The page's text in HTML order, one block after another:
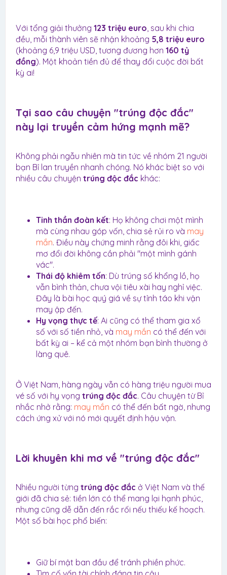
Với tổng giải thưởng 123 triệu euro , sau khi chia
đều, mỗi thành viên sẽ nhận khoảng 5,8 triệu euro
(khoảng 6,9 triệu USD, tương đương hơn 160 tỷ
đồng). Một khoản tiền đủ để thay đổi cuộc đời bất
kỳ ai!
Tại sao câu chuyện "trúng độc đắc"
này lại truyền cảm hứng mạnh mẽ?​
Không phải ngẫu nhiên mà tin tức về nhóm 21 người
bạn Bỉ lan truyền nhanh chóng. Nó khác biệt so với
nhiều câu chuyện trúng độc đắc khác:
Tinh thần đoàn kết: Họ không chơi một mình
mà cùng nhau góp vốn, chia sẻ rủi ro và may
mắn. Điều này chứng minh rằng đôi khi, giấc
mơ đổi đời không cần phải "một mình gánh
vác".
Thái độ khiêm tốn: Dù trúng số khổng lồ, họ
vẫn bình thản, chưa vội tiêu xài hay nghỉ việc.
Đây là bài học quý giá về sự tỉnh táo khi vận
may ập đến.
Hy vọng thực tế: Ai cũng có thể tham gia xổ
số với số tiền nhỏ, và may mắn có thể đến với
bất kỳ ai – kể cả một nhóm bạn bình thường ở
làng quê.
Ở Việt Nam, hàng ngày vẫn có hàng triệu người mua
vé số với hy vọng trúng độc đắc. Câu chuyện từ Bỉ
nhắc nhở rằng: may mắn có thể đến bất ngờ, nhưng
cách ứng xử với nó mới quyết định hậu vận.
Lời khuyên khi mơ về "trúng độc đắc"​
Nhiều người từng trúng độc đắc ở Việt Nam và thế
giới đã chia sẻ: tiền lớn có thể mang lại hạnh phúc,
nhưng cũng dễ dẫn đến rắc rối nếu thiếu kế hoạch.
Một số bài học phổ biến:
Giữ bí mật ban đầu để tránh phiền phức.